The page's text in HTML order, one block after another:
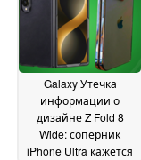
Galaxy Утечка
информации о
дизайне Z Fold 8
Wide: соперник
iPhone Ultra кажется